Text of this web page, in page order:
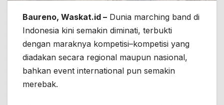
Baureno, Waskat.id – Dunia marching band di
Indonesia kini semakin diminati, terbukti
dengan maraknya kompetisi–kompetisi yang
diadakan secara regional maupun nasional,
bahkan event international pun semakin
merebak.